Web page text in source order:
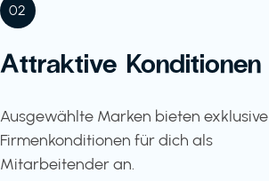
02
Attraktive Konditionen
Ausgewählte Marken bieten exklusive
Firmenkonditionen für dich als
Mitarbeitender an.